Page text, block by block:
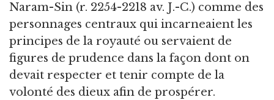
Naram-Sin (r. 2254-2218 av. J.-C.) comme des
personnages centraux qui incarneaient les
principes de la royauté ou servaient de
figures de prudence dans la façon dont on
devait respecter et tenir compte de la
volonté des dieux afin de prospérer.